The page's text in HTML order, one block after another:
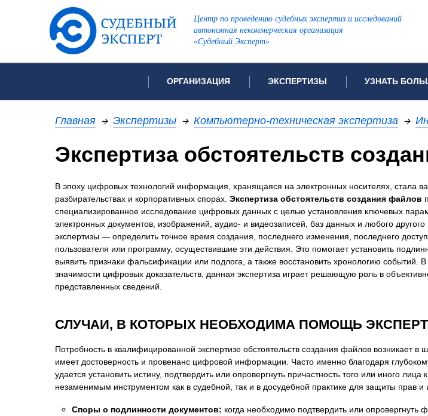
Центр по проведению судебных экспертиз и исследований
автономная некоммерческая организация
«Судебный Эксперт»
ОРГАНИЗАЦИЯ
Об организации
Рекомендации арбитражных судов
Для СМИ
Вакансии
Политика конфиденциальности
ЭКСПЕРТИЗЫ
Список всех видов проводимых экспертиз
Видеотехническая экспертиза
Инженерно-техническая экспертиза
Лингвистическая экспертиза
Оценочная экспертиза
Пожарно-техническая экспертиза
Психиатрическая экспертиза
Экономическая экспертиза
УЗНАТЬ
Примеры
Частые вопросы
Главная → Экспертизы → Компьютерно-техническая экспертиза →
Экспертиза обстоятельств
В эпоху цифровых технологий информация, хранящаяся на электронных носителях, стала
разбирательствах и корпоративных спорах. Экспертиза обстоятельств создания файлов
специализированное исследование цифровых данных с целью установления ключевых
электронных документов, изображений, аудио- и видеозаписей, баз данных и любого
экспертизы — определить точное время создания, последнего изменения, последнего
пользователя или программу, осуществившие эти действия. Это помогает установить
выявить признаки фальсификации или подлога, а также восстановить хронологию событий.
значимости цифровых доказательств, данная экспертиза играет решающую роль в
представленных сведений.
СЛУЧАИ, В КОТОРЫХ НЕОБХОДИМА ПОМОЩЬ
Потребность в квалифицированной экспертизе обстоятельств создания файлов возникает
имеет достоверность и провенанс цифровой информации. Часто именно благодаря
удается установить истину, подтвердить или опровергнуть причастность того или иного
незаменимым инструментом как в судебной, так и в досудебной практике для защиты прав и
Споры о подлинности документов: когда необходимо подтвердить или опровергнуть